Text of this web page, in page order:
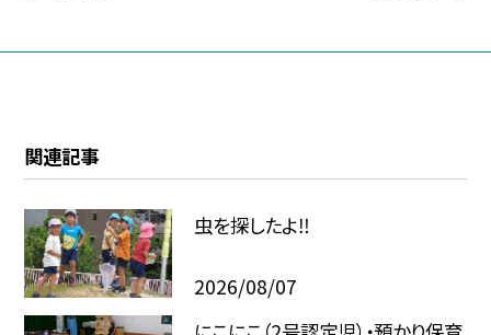
関連記事
虫を探したよ‼
2026/08/07